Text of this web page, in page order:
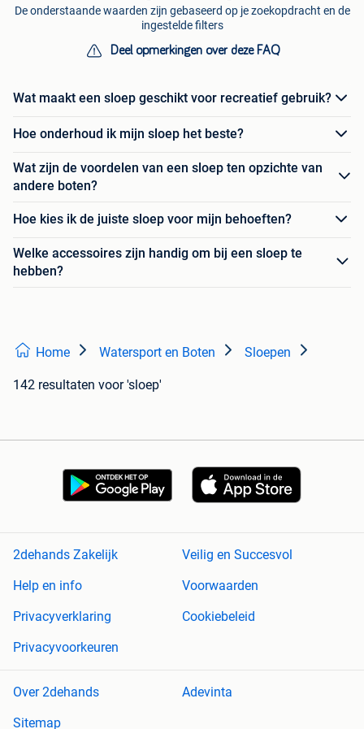
De onderstaande waarden zijn gebaseerd op je zoekopdracht en de
ingestelde filters
Deel opmerkingen over deze FAQ
Wat maakt een sloep geschikt voor recreatief gebruik?
Hoe onderhoud ik mijn sloep het beste?
Wat zijn de voordelen van een sloep ten opzichte van
andere boten?
Hoe kies ik de juiste sloep voor mijn behoeften?
Welke accessoires zijn handig om bij een sloep te
hebben?
Home Watersport en Boten Sloepen
142 resultaten voor 'sloep'
2dehands Zakelijk
Veilig en Succesvol
Help en info
Voorwaarden
Privacyverklaring
Cookiebeleid
Privacyvoorkeuren
Over 2dehands
Adevinta
Sitemap